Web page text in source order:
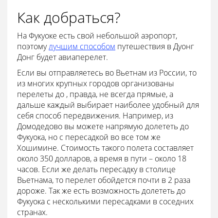
Как добраться?
На Фукуоке есть свой небольшой аэропорт,
поэтомулучшим способом путешествия в Дуонг
Донг будет авиаперелет.
Если вы отправляетесь во Вьетнам из России, то
из многих крупных городов организованы
перелеты до , правда, не всегда прямые, а
дальше каждый выбирает наиболее удобный для
себя способ передвижения. Например, из
Домодедово вы можете напрямую долететь до
Фукуока, но с пересадкой во все том же
Хошимине. Стоимость такого полета составляет
около 350 долларов, а время в пути – около 18
часов. Если же делать пересадку в столице
Вьетнама, то перелет обойдется почти в 2 раза
дороже. Так же есть возможность долететь до
Фукуока с несколькими пересадками в соседних
странах.